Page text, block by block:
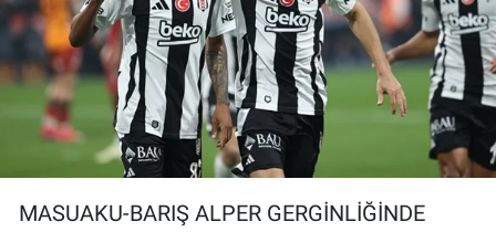
MASUAKU-BARIŞ ALPER GERGİNLİĞİNDE